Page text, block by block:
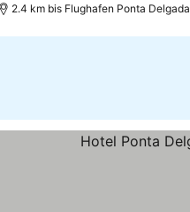
2.4 km bis Flughafen Ponta Delgada